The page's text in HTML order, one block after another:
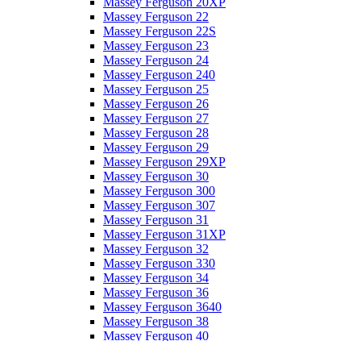
Massey Ferguson 22
Massey Ferguson 22S
Massey Ferguson 23
Massey Ferguson 24
Massey Ferguson 240
Massey Ferguson 25
Massey Ferguson 26
Massey Ferguson 27
Massey Ferguson 28
Massey Ferguson 29
Massey Ferguson 29XP
Massey Ferguson 30
Massey Ferguson 300
Massey Ferguson 307
Massey Ferguson 31
Massey Ferguson 31XP
Massey Ferguson 32
Massey Ferguson 330
Massey Ferguson 34
Massey Ferguson 36
Massey Ferguson 3640
Massey Ferguson 38
Massey Ferguson 40